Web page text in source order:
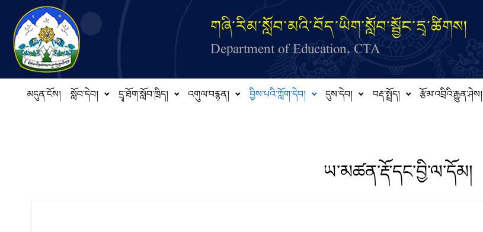
Skip to main content
གཞི་རིམ་སློབ་མའི་བོད་ཡིག་སློབ་སྦྱོང་དྲྭ་ཚིགས།
Department of Education, CTA
མདུན་ངོས། སློབ་དེབ། དྲྭ་ཐོག་སློབ་ཁྲིད། འགུལ་བརྙན། བྱིས་པའི་ཀློག་དེབ། དུས་དེབ། བརྡ་སྤྲོད། རྩོམ་འབྲིའི་རྒྱུན་ཤེས།
ཡ་མཚན་རྡོ་དང་བྱི་ལ་དོམ།